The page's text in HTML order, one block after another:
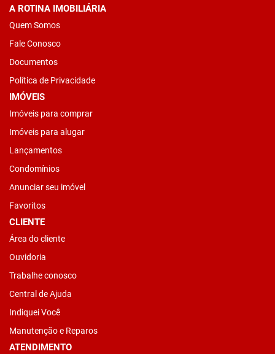
A ROTINA IMOBILIÁRIA
Quem Somos
Fale Conosco
Documentos
Política de Privacidade
IMÓVEIS
Imóveis para comprar
Imóveis para alugar
Lançamentos
Condomínios
Anunciar seu imóvel
Favoritos
CLIENTE
Área do cliente
Ouvidoria
Trabalhe conosco
Central de Ajuda
Indiquei Você
Manutenção e Reparos
ATENDIMENTO